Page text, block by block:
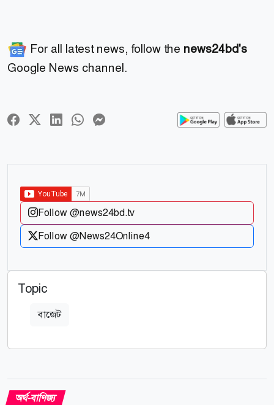
For all latest news, follow the news24bd's
Google News channel.
Follow @news24bd.tv
Follow @News24Online4
Topic
বাজেট
অর্থ-বাণিজ্য